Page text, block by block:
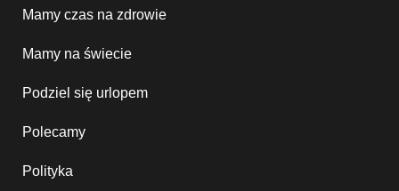
Mamy czas na zdrowie
Mamy na świecie
Podziel się urlopem
Polecamy
Polityka